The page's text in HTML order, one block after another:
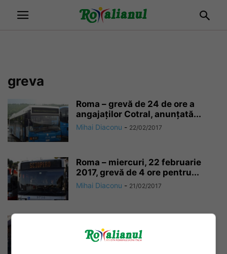
greva
Roma – grevă de 24 de ore a
angajaților Cotral, anunțată...
Mihai Diaconu - 22/02/2017
Roma – miercuri, 22 februarie
2017, grevă de 4 ore pentru...
Mihai Diaconu - 21/02/2017
angajaților ATAC Roma. Rămâne
confirmată greva...